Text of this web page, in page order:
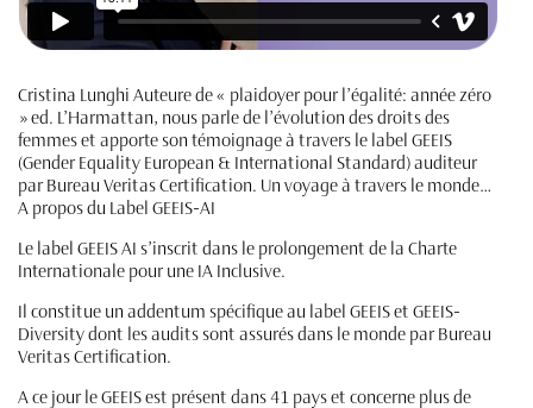
Cristina Lunghi Auteure de « plaidoyer pour l’égalité: année zéro
» ed. L’Harmattan, nous parle de l’évolution des droits des
femmes et apporte son témoignage à travers le label GEEIS
(Gender Equality European & International Standard) auditeur
par Bureau Veritas Certification. Un voyage à travers le monde…
A propos du Label GEEIS-AI
Le label GEEIS AI s’inscrit dans le prolongement de la Charte
Internationale pour une IA Inclusive.
Il constitue un addentum spécifique au label GEEIS et GEEIS-
Diversity dont les audits sont assurés dans le monde par Bureau
Veritas Certification.
A ce jour le GEEIS est présent dans 41 pays et concerne plus de